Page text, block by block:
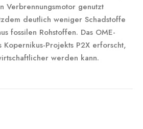
Verbrennungsmotor genutzt
deutlich weniger Schadstoffe
fossilen Rohstoffen. Das OME-​
Kopernikus-​Projekts P2X erforscht,
werden kann.